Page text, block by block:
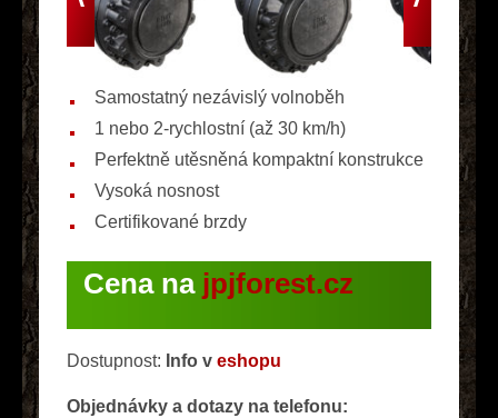
Samostatný nezávislý volnoběh
1 nebo 2-rychlostní (až 30 km/h)
Perfektně utěsněná kompaktní konstrukce
Vysoká nosnost
Certifikované brzdy
Cena na jpjforest.cz
Dostupnost: Info v eshopu
Objednávky a dotazy na telefonu: